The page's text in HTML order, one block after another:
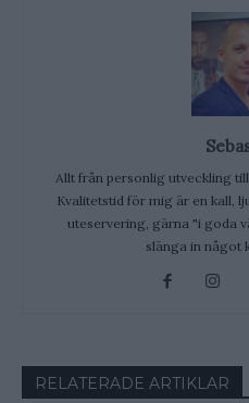
Allt från personlig utveckling
Kvalitetstid för mig är en kall,
uteservering, gärna "i goda
slänga in något
RELATERADE ARTIKLAR